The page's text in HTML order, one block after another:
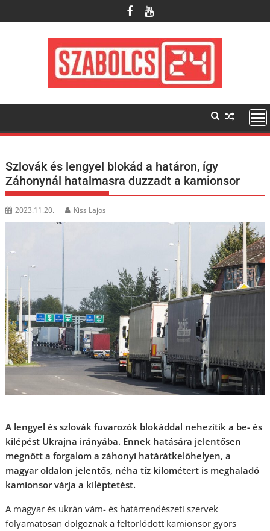
to
Szlovák és lengyel blokád a határon, így
Záhonynál hatalmasra duzzadt a kamionsor
2023.11.20. Kiss Lajos
A lengyel és szlovák fuvarozók blokáddal nehezítik a be- és
kilépést Ukrajna irányába. Ennek hatására jelentősen
megnőtt a forgalom a záhonyi határátkelőhelyen, a
magyar oldalon jelentős, néha tíz kilométert is meghaladó
kamionsor várja a kiléptetést.
A magyar és ukrán vám- és határrendészeti szervek
folyamatosan dolgoznak a feltorlódott kamionsor gyors